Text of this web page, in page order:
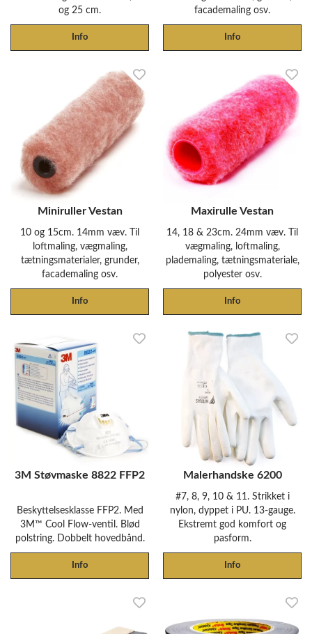
og 25 cm.
Info
facademaling osv.
Info
Miniruller Vestan
10 og 15cm. 14mm væv. Til
loftmaling, vægmaling,
tætningsmaterialer, grunder,
facademaling osv.
Info
Maxirulle Vestan
14, 18 & 23cm. 24mm væv. Til
vægmaling, loftmaling,
plademaling, tætningsmateriale,
polyester osv.
Info
3M Støvmaske 8822 FFP2
Beskyttelsesklasse FFP2. Med
3M™ Cool Flow-ventil. Blød
polstring. Dobbelt hovedbånd.
Info
Malerhandske 6200
#7, 8, 9, 10 & 11. Strikket i
nylon, dyppet i PU. 13-gauge.
Ekstremt god komfort og
pasform.
Info